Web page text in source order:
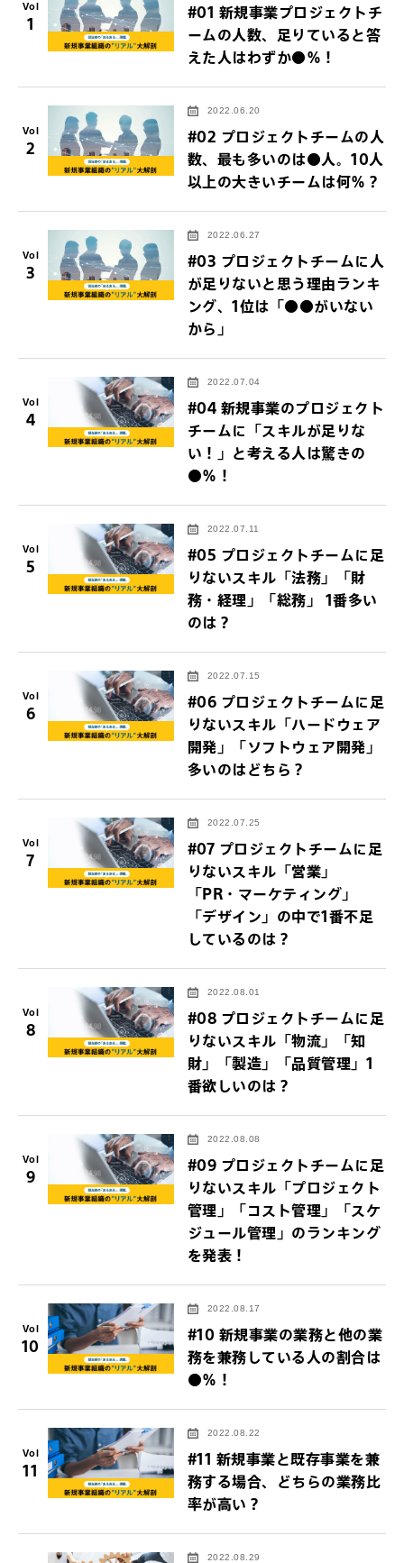
Vol
1
#01 新規事業プロジェクトチ
ームの人数、足りていると答
えた人はわずか●％！
Vol
2
2022.06.20
#02 プロジェクトチームの人
数、最も多いのは●人。10人
以上の大きいチームは何％？
Vol
3
2022.06.27
#03 プロジェクトチームに人
が足りないと思う理由ランキ
ング、1位は「●●がいない
から」
Vol
4
2022.07.04
#04 新規事業のプロジェクト
チームに「スキルが足りな
い！」と考える人は驚きの
●％！
Vol
5
2022.07.11
#05 プロジェクトチームに足
りないスキル「法務」「財
務・経理」「総務」 1番多い
のは？
Vol
6
2022.07.15
#06 プロジェクトチームに足
りないスキル「ハードウェア
開発」「ソフトウェア開発」
多いのはどちら？
Vol
7
2022.07.25
#07 プロジェクトチームに足
りないスキル「営業」
「PR・マーケティング」
「デザイン」の中で1番不足
しているのは？
Vol
8
2022.08.01
#08 プロジェクトチームに足
りないスキル「物流」「知
財」「製造」「品質管理」1
番欲しいのは？
Vol
9
2022.08.08
#09 プロジェクトチームに足
りないスキル「プロジェクト
管理」「コスト管理」「スケ
ジュール管理」のランキング
を発表！
Vol
10
2022.08.17
#10 新規事業の業務と他の業
務を兼務している人の割合は
●％！
Vol
11
2022.08.22
#11 新規事業と既存事業を兼
務する場合、どちらの業務比
率が高い？
2022.08.29